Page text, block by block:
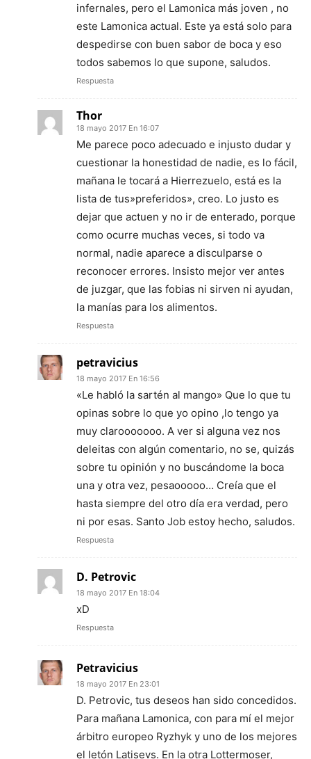
infernales, pero el Lamonica más joven , no
este Lamonica actual. Este ya está solo para
despedirse con buen sabor de boca y eso
todos sabemos lo que supone, saludos.
Respuesta
Thor
18 mayo 2017 En 16:07
Me parece poco adecuado e injusto dudar y
cuestionar la honestidad de nadie, es lo fácil,
mañana le tocará a Hierrezuelo, está es la
lista de tus»preferidos», creo. Lo justo es
dejar que actuen y no ir de enterado, porque
como ocurre muchas veces, si todo va
normal, nadie aparece a disculparse o
reconocer errores. Insisto mejor ver antes
de juzgar, que las fobias ni sirven ni ayudan,
la manías para los alimentos.
Respuesta
petravicius
18 mayo 2017 En 16:56
«Le habló la sartén al mango» Que lo que tu
opinas sobre lo que yo opino ,lo tengo ya
muy clarooooooo. A ver si alguna vez nos
deleitas con algún comentario, no se, quizás
sobre tu opinión y no buscándome la boca
una y otra vez, pesaooooo… Creía que el
hasta siempre del otro día era verdad, pero
ni por esas. Santo Job estoy hecho, saludos.
Respuesta
D. Petrovic
18 mayo 2017 En 18:04
xD
Respuesta
Petravicius
18 mayo 2017 En 23:01
D. Petrovic, tus deseos han sido concedidos.
Para mañana Lamonica, con para mí el mejor
árbitro europeo Ryzhyk y uno de los mejores
el letón Latisevs. En la otra Lottermoser,